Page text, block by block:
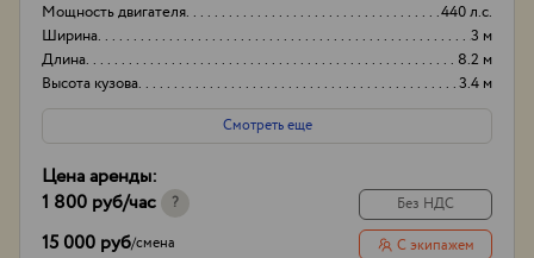
Мощность двигателя
440 л.с.
Ширина
3 м
Длина
8.2 м
Высота кузова
3.4 м
Смотреть еще
Цена аренды:
1 800 руб/час ?
15 000 руб/смена
Без НДС
С экипажем